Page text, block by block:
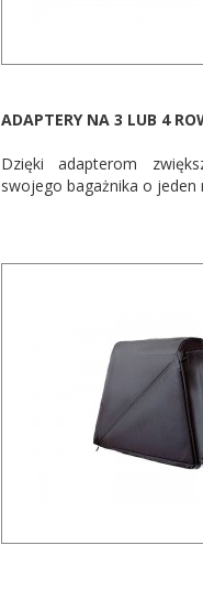
ADAPTERY NA 3 LUB 4
Dzięki adapterom
swojego bagażnika o jeden